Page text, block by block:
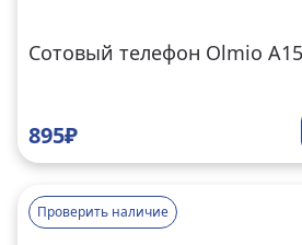
Сотовый телефон Olmio
895₽
Проверить наличие